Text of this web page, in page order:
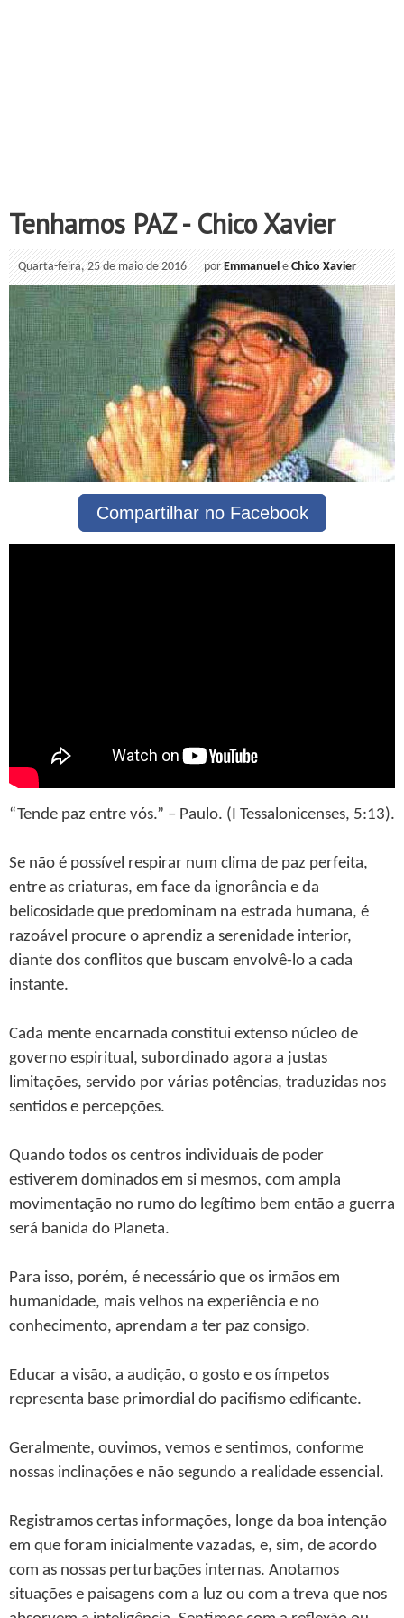
Tenhamos PAZ - Chico Xavier
Quarta-feira, 25 de maio de 2016 porEmmanuel eChico Xavier
Compartilhar no Facebook
“Tende paz entre vós.” – Paulo. (I Tessalonicenses, 5:13).
Se não é possível respirar num clima de paz perfeita,
entre as criaturas, em face da ignorância e da
belicosidade que predominam na estrada humana, é
razoável procure o aprendiz a serenidade interior,
diante dos conflitos que buscam envolvê-lo a cada
instante.
Cada mente encarnada constitui extenso núcleo de
governo espiritual, subordinado agora a justas
limitações, servido por várias potências, traduzidas nos
sentidos e percepções.
Quando todos os centros individuais de poder
estiverem dominados em si mesmos, com ampla
movimentação no rumo do legítimo bem então a guerra
será banida do Planeta.
Para isso, porém, é necessário que os irmãos em
humanidade, mais velhos na experiência e no
conhecimento, aprendam a ter paz consigo.
Educar a visão, a audição, o gosto e os ímpetos
representa base primordial do pacifismo edificante.
Geralmente, ouvimos, vemos e sentimos, conforme
nossas inclinações e não segundo a realidade essencial.
Registramos certas informações, longe da boa intenção
em que foram inicialmente vazadas, e, sim, de acordo
com as nossas perturbações internas. Anotamos
situações e paisagens com a luz ou com a treva que nos